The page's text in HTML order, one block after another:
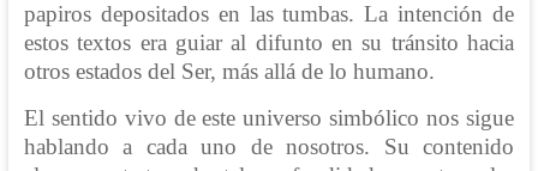
papiros depositados en las tumbas. La intención de
estos textos era guiar al difunto en su tránsito hacia
otros estados del Ser, más allá de lo humano.
El sentido vivo de este universo simbólico nos sigue
hablando a cada uno de nosotros. Su contenido